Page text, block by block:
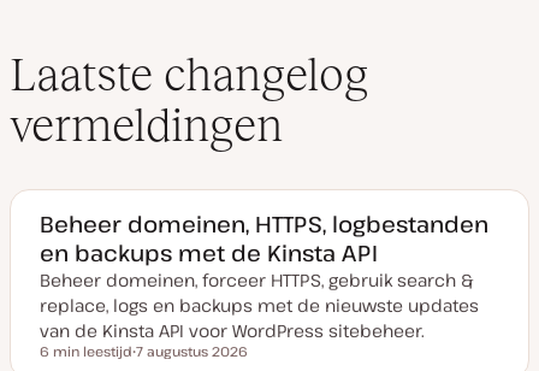
Laatste changelog
vermeldingen
Beheer domeinen, HTTPS, logbestanden
en backups met de Kinsta API
Beheer domeinen, forceer HTTPS, gebruik search &
replace, logs en backups met de nieuwste updates
van de Kinsta API voor WordPress sitebeheer.
Leestijd
6 min leestijd 7 augustus 2026